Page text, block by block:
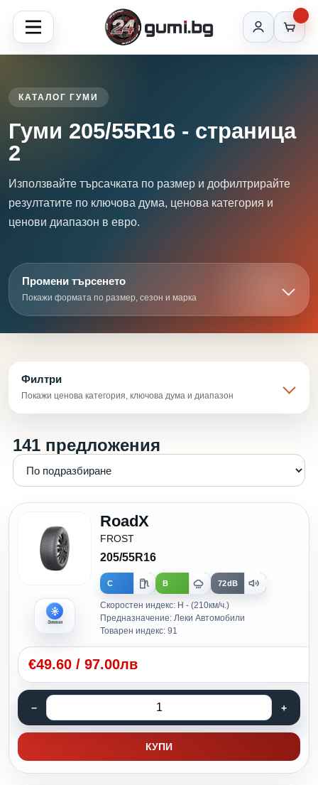
КАТАЛОГ ГУМИ
Гуми 205/55R16 - страница
2
Използвайте търсачката по размер и дофилтрирайте
резултатите по ключова дума, ценова категория и
ценови диапазон в евро.
Промени търсенето
Покажи формата по размер, сезон и марка
Филтри
Покажи ценова категория, ключова дума и диапазон
141 предложения
Зимни
RoadX
FROST
205/55R16
C B 72dB
Скоростен индекс: H - (210км/ч.)
Предназначение: Леки Автомобили
Товарен индекс: 91
€49.60 / 97.00лв
КУПИ